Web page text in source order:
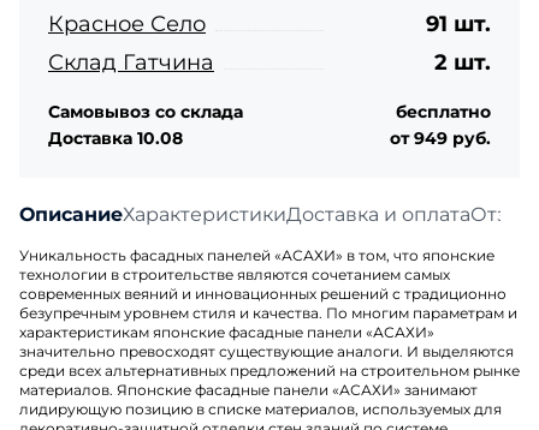
ОписаниеХарактеристикиДоставка и оплата
Уникальность фасадных панелей «АСАХИ» в том, что японские
технологии в строительстве являются сочетанием самых
современных веяний и инновационных решений с традиционно
безупречным уровнем стиля и качества. По многим параметрам и
характеристикам японские фасадные панели «АСАХИ»
значительно превосходят существующие аналоги. И выделяются
среди всех альтернативных предложений на строительном рынке
материалов. Японские фасадные панели «АСАХИ» занимают
лидирующую позицию в списке материалов, используемых для
Красное Село
91 шт.
Склад Гатчина
2 шт.
Самовывоз со склада
бесплатно
Доставка 10.08
от 949 руб.